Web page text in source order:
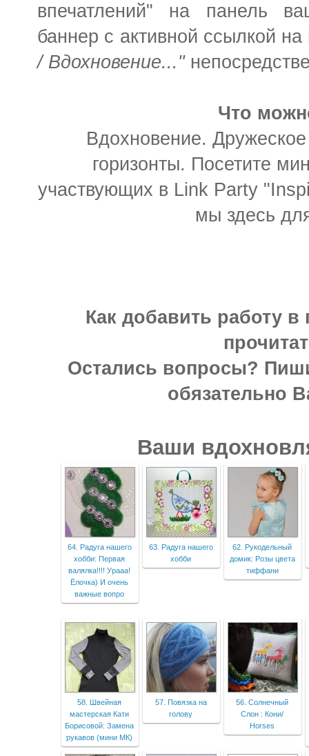
впечатлений" на панель
баннер с активной ссылкой
/ Вдохновение..."
Что
Вдохновение.
горизонты. Посетите
участвующих в Link Party
мы здесь
Как добавить работу
Остались вопросы?
обязательно
Ваши
64. Радуга нашего
хобби: Первая
валялка!!!! Урааа!
Ёлочка) И очень
важные вопро
63. Радуга нашего
хобби
62. Рукодельный
домик: Розы цвета
тиффани
58. Швейная
мастерская Кати
Борисовой: Замена
рукавов (мини МК)
57. Повязка на
голову
56. Солнечный
Слон : Кони/
Horses